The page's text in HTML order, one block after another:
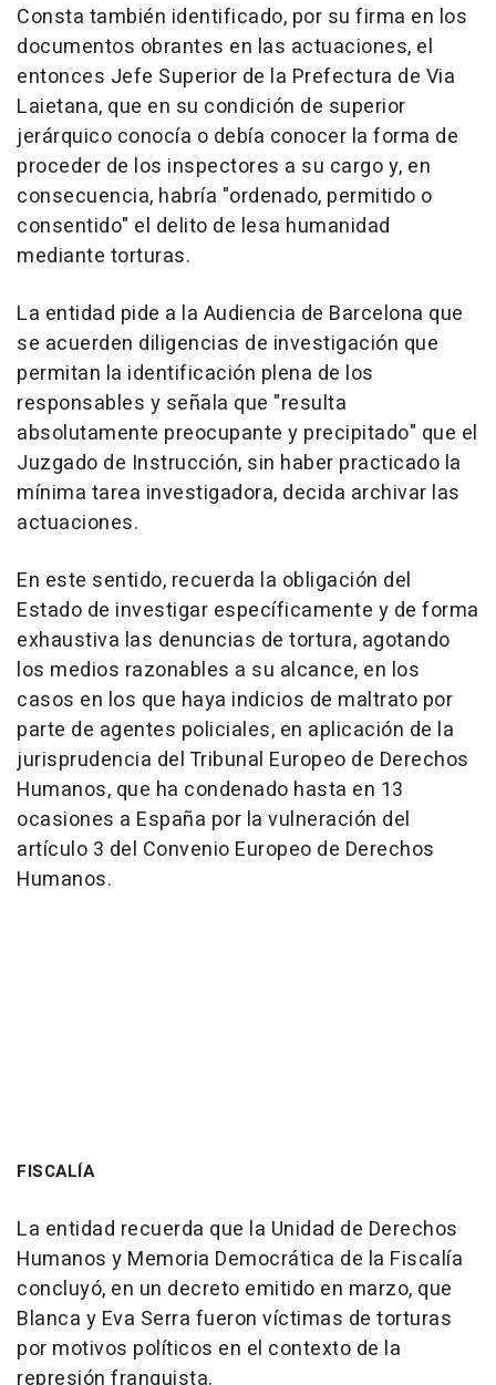
Consta también identificado, por su firma en los
documentos obrantes en las actuaciones, el
entonces Jefe Superior de la Prefectura de Via
Laietana, que en su condición de superior
jerárquico conocía o debía conocer la forma de
proceder de los inspectores a su cargo y, en
consecuencia, habría "ordenado, permitido o
consentido" el delito de lesa humanidad
mediante torturas.
La entidad pide a la Audiencia de Barcelona que
se acuerden diligencias de investigación que
permitan la identificación plena de los
responsables y señala que "resulta
absolutamente preocupante y precipitado" que el
Juzgado de Instrucción, sin haber practicado la
mínima tarea investigadora, decida archivar las
actuaciones.
En este sentido, recuerda la obligación del
Estado de investigar específicamente y de forma
exhaustiva las denuncias de tortura, agotando
los medios razonables a su alcance, en los
casos en los que haya indicios de maltrato por
parte de agentes policiales, en aplicación de la
jurisprudencia del Tribunal Europeo de Derechos
Humanos, que ha condenado hasta en 13
ocasiones a España por la vulneración del
artículo 3 del Convenio Europeo de Derechos
Humanos.
FISCALÍA
La entidad recuerda que la Unidad de Derechos
Humanos y Memoria Democrática de la Fiscalía
concluyó, en un decreto emitido en marzo, que
Blanca y Eva Serra fueron víctimas de torturas
por motivos políticos en el contexto de la
represión franquista.